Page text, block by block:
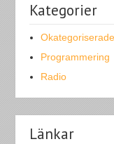
Kategorier
Okategoriserade
Programmering
Radio
Länkar